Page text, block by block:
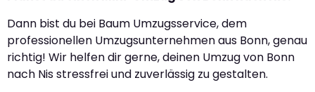
Dann bist du bei Baum Umzugsservice, dem
professionellen Umzugsunternehmen aus Bonn, genau
richtig! Wir helfen dir gerne, deinen Umzug von Bonn
nach Nis stressfrei und zuverlässig zu gestalten.